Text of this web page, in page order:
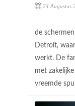
24 Augustus
de
Detroit,
werkt. De
met
vreemde